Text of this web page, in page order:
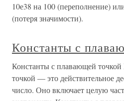
10е38 на 100 (переполнение)
(потеря значимости).
Константы с
Константы с плавающей
точкой — это действительное
число. Оно включает целую